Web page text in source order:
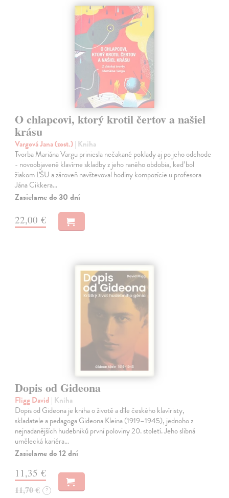
O chlapcovi, ktorý krotil čertov a našiel
krásu
Vargová Jana (zost.)| Kniha
Tvorba Mariána Vargu priniesla nečakané poklady aj po jeho odchode
- novoobjavené klavírne skladby z jeho raného obdobia, keď bol
žiakom ĽŠU a zároveň navštevoval hodiny kompozície u profesora
Jána Cikkera…
Zasielame do 30 dní
22,00 €
Dopis od Gideona
Fligg David | Kniha
Dopis od Gideona je kniha o životě a díle českého klavíristy,
skladatele a pedagoga Gideona Kleina (1919–1945), jednoho z
nejnadanějších hudebníků první poloviny 20. století. Jeho slibná
umělecká kariéra…
Zasielame do 12 dní
11,35 €
11,70 € ?